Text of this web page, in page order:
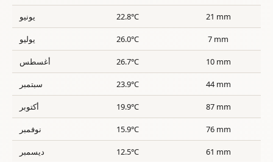
يونيو 22.8°C 21 mm
يوليو 26.0°C 7 mm
أغسطس 26.7°C 10 mm
سبتمبر 23.9°C 44 mm
أكتوبر 19.9°C 87 mm
نوفمبر 15.9°C 76 mm
ديسمبر 12.5°C 61 mm